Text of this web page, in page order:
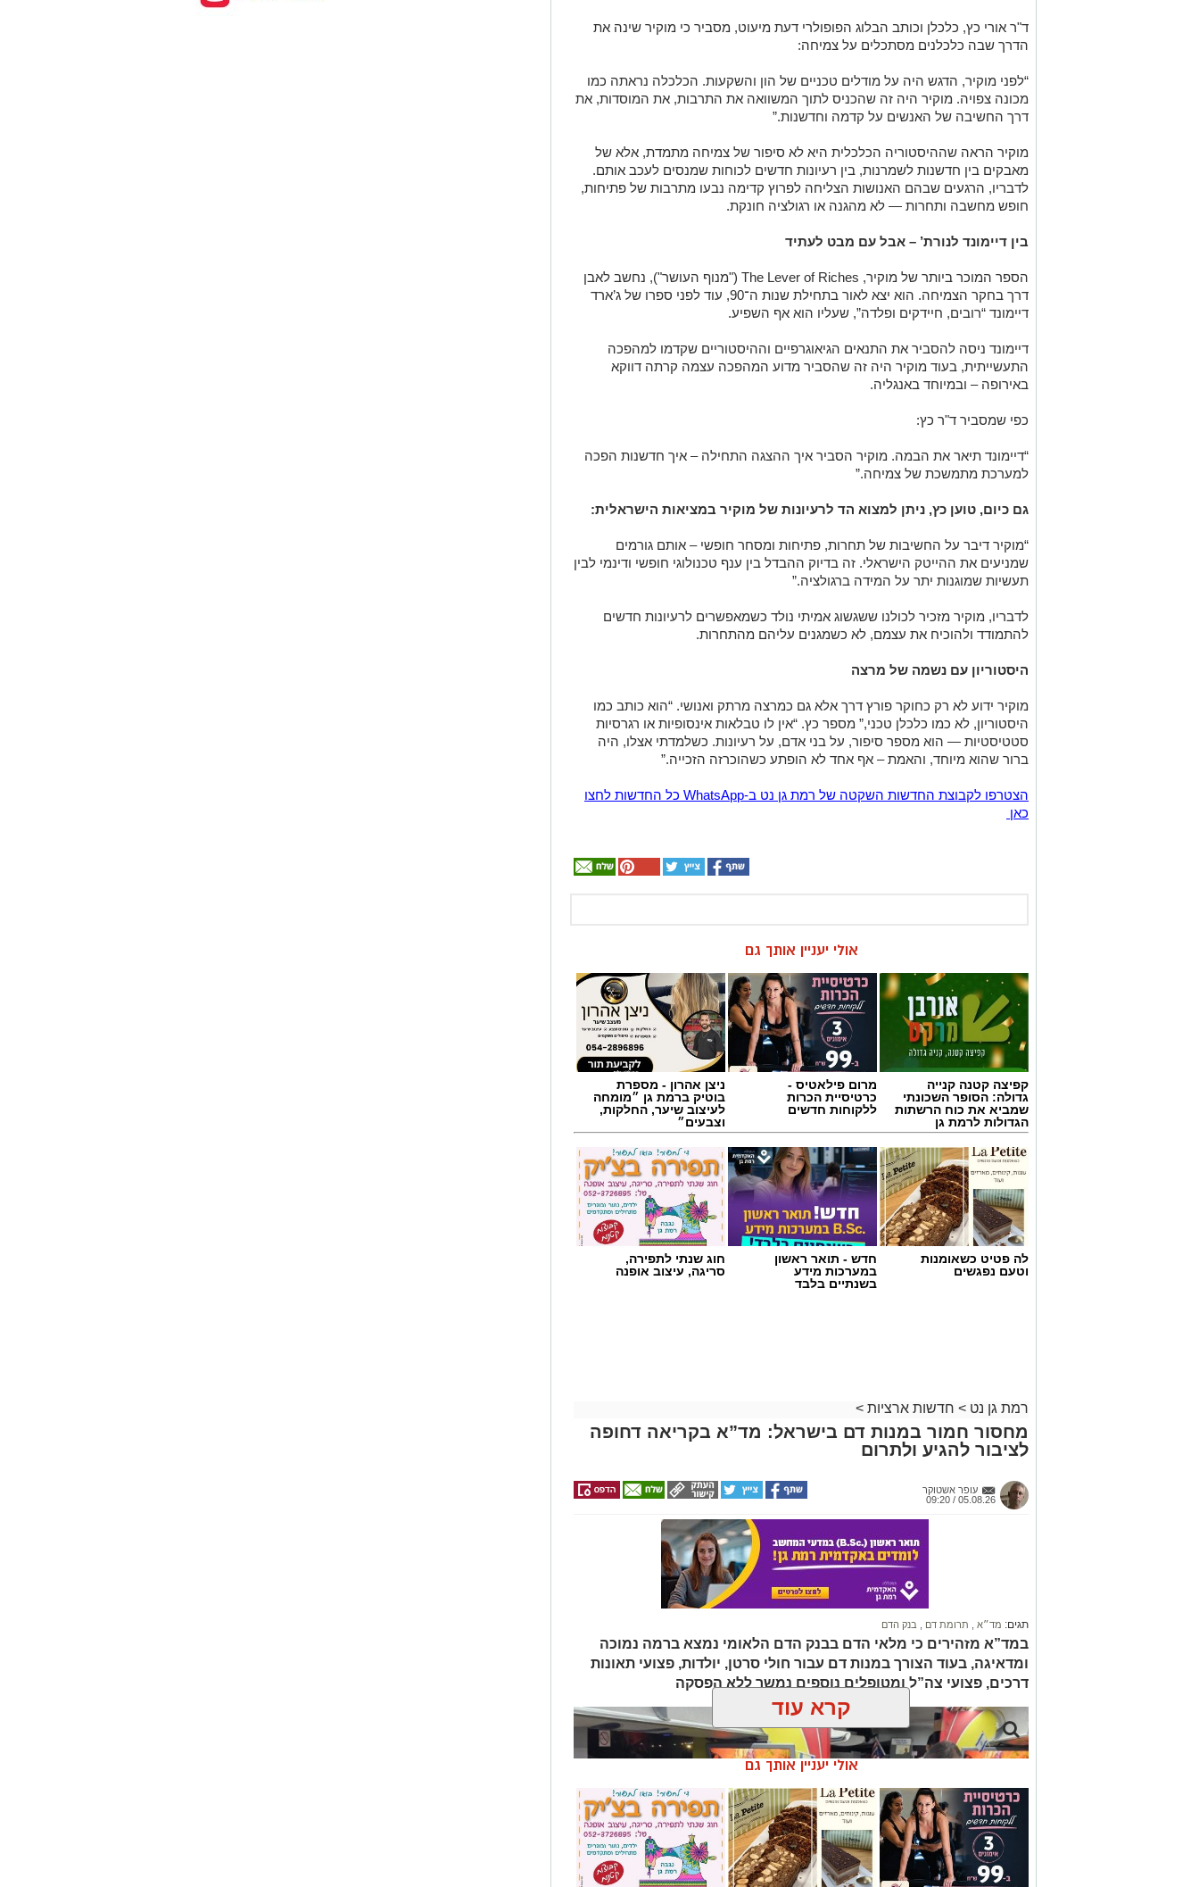
ד"ר אורי כץ, כלכלן וכותב הבלוג הפופולרי דעת מיעוט, מסביר כי מוקיר שינה את
הדרך שבה כלכלנים מסתכלים על צמיחה:
“לפני מוקיר, הדגש היה על מודלים טכניים של הון והשקעות. הכלכלה נראתה כמו
מכונה צפויה. מוקיר היה זה שהכניס לתוך המשוואה את התרבות, את המוסדות, את
דרך החשיבה של האנשים על קדמה וחדשנות.”
מוקיר הראה שההיסטוריה הכלכלית היא לא סיפור של צמיחה מתמדת, אלא של
מאבקים בין חדשנות לשמרנות, בין רעיונות חדשים לכוחות שמנסים לעכב אותם.
לדבריו, הרגעים שבהם האנושות הצליחה לפרוץ קדימה נבעו מתרבות של פתיחות,
חופש מחשבה ותחרות — לא מהגנה או רגולציה חונקת.
בין דיימונד לנורת’ – אבל עם מבט לעתיד
הספר המוכר ביותר של מוקיר, The Lever of Riches ("מנוף העושר"), נחשב לאבן
דרך בחקר הצמיחה. הוא יצא לאור בתחילת שנות ה־90, עוד לפני ספרו של ג’ארד
דיימונד “רובים, חיידקים ופלדה”, שעליו הוא אף השפיע.
דיימונד ניסה להסביר את התנאים הגיאוגרפיים וההיסטוריים שקדמו למהפכה
התעשייתית, בעוד מוקיר היה זה שהסביר מדוע המהפכה עצמה קרתה דווקא
באירופה – ובמיוחד באנגליה.
כפי שמסביר ד"ר כץ:
“דיימונד תיאר את הבמה. מוקיר הסביר איך ההצגה התחילה – איך חדשנות הפכה
למערכת מתמשכת של צמיחה.”
גם כיום, טוען כץ, ניתן למצוא הד לרעיונות של מוקיר במציאות הישראלית:
“מוקיר דיבר על החשיבות של תחרות, פתיחות ומסחר חופשי – אותם גורמים
שמניעים את ההייטק הישראלי. זה בדיוק ההבדל בין ענף טכנולוגי חופשי ודינמי לבין
תעשיות שמוגנות יתר על המידה ברגולציה.”
לדבריו, מוקיר מזכיר לכולנו ששגשוג אמיתי נולד כשמאפשרים לרעיונות חדשים
להתמודד ולהוכיח את עצמם, לא כשמגנים עליהם מהתחרות.
היסטוריון עם נשמה של מרצה
מוקיר ידוע לא רק כחוקר פורץ דרך אלא גם כמרצה מרתק ואנושי. “הוא כותב כמו
היסטוריון, לא כמו כלכלן טכני,” מספר כץ. “אין לו טבלאות אינסופיות או רגרסיות
סטטיסטיות — הוא מספר סיפור, על בני אדם, על רעיונות. כשלמדתי אצלו, היה
ברור שהוא מיוחד, והאמת – אף אחד לא הופתע כשהוכרזה הזכייה.”
הצטרפו לקבוצת החדשות השקטה של רמת גן נט ב-WhatsApp כל החדשות לחצו
כאן
אולי יעניין אותך גם
קפיצה קטנה קנייה
גדולה: הסופר השכונתי
שמביא את כוח הרשתות
הגדולות לרמת גן
מרום פילאטיס -
כרטיסיית הכרות
ללקוחות חדשים
ניצן אהרון - מספרת
בוטיק ברמת גן ״מומחה
לעיצוב שיער, החלקות,
וצבעים״
לה פטיט כשאומנות
וטעם נפגשים
חדש - תואר ראשון
במערכות מידע
בשנתיים בלבד
חוג שנתי לתפירה,
סריגה, עיצוב אופנה
רמת גן נט > חדשות ארציות >
מחסור חמור במנות דם בישראל: מד”א בקריאה דחופה
לציבור להגיע ולתרום
עופר אשטוקר
05.08.26 / 09:20
תגים: מד״א תרומת דם בנק הדם
במד”א מזהירים כי מלאי הדם בבנק הדם הלאומי נמצא ברמה נמוכה
ומדאיגה, בעוד הצורך במנות דם עבור חולי סרטן, יולדות, פצועי תאונות
דרכים, פצועי צה”ל ומטופלים נוספים נמשך ללא הפסקה
קרא עוד
אולי יעניין אותך גם